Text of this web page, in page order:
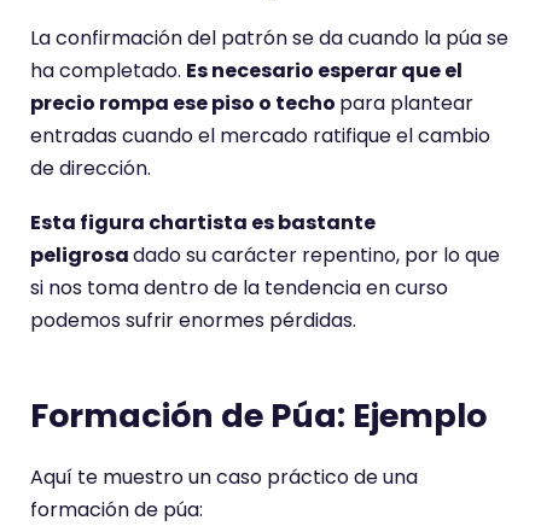
La confirmación del patrón se da cuando la púa se
ha completado. Es necesario esperar que el
precio rompa ese piso o techo para plantear
entradas cuando el mercado ratifique el cambio
de dirección.
Esta figura chartista es bastante
peligrosadado su carácter repentino, por lo que
si nos toma dentro de la tendencia en curso
podemos sufrir enormes pérdidas.
Formación de Púa: Ejemplo
Aquí te muestro un caso práctico de una
formación de púa: